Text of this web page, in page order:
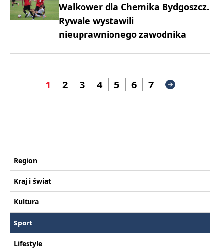
Walkower dla Chemika Bydgoszcz.
Rywale wystawili
nieuprawnionego zawodnika
1 2 3 4 5 6 7
Region
Kraj i świat
Kultura
Sport
Lifestyle